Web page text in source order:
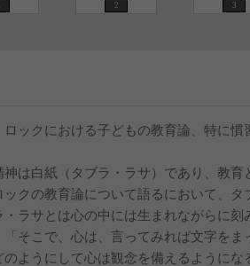
2 3
ロックにおける子どもの教育論、特に
神は白紙（タブラ・ラサ）であり、教
ックの教育論について語るにおいて、
・ラサとは心の中には生まれながらに
「そこで、心は、言ってみれば文字を
のようにして心は観念を備えるように